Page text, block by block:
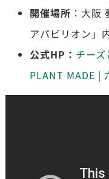
開催場所 ：大阪
アパビリオン」
公式HP： チー
PLANT MADE |